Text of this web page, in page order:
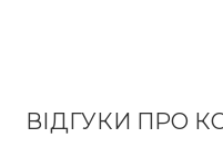
ВІДГУКИ ПРО